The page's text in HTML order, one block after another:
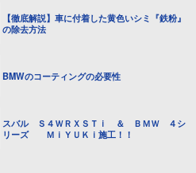
【徹底解説】車に付着した黄色いシミ『鉄粉』
の除去方法
BMWのコーティングの必要性
スバル Ｓ４ＷＲＸＳＴｉ ＆ ＢＭＷ ４シ
リーズ ＭｉＹＵＫｉ施工！！